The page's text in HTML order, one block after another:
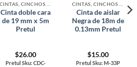
Cinta doble cara
de 19 mm x 5m
Pretul
$26.00
Pretul Sku: CDC-
Cinta de aislar
Negra de 18m de
0.13mm Pretul
$15.00
Pretul Sku: M-33P